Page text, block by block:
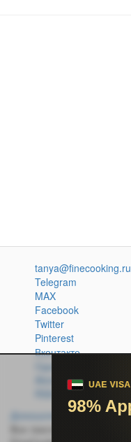
tanya@finecooking.ru
Telegram
MAX
Facebook
Twitter
Pinterest
Вконтакте
Одноклассники
Домашняя кухня без
Все тексты и